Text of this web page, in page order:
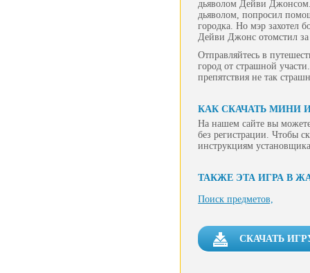
дьяволом Дейви Джонсом.
дьяволом, попросил
городка. Но мэр захотел
Дейви Джонс отомстил
Отправляйтесь в
город от страшной
препятствия не так
КАК СКАЧАТЬ МИНИ
На нашем сайте вы
без регистрации. Чтобы
инструкциям
ТАКЖЕ ЭТА ИГРА В
Поиск предметов,
СКАЧАТЬ